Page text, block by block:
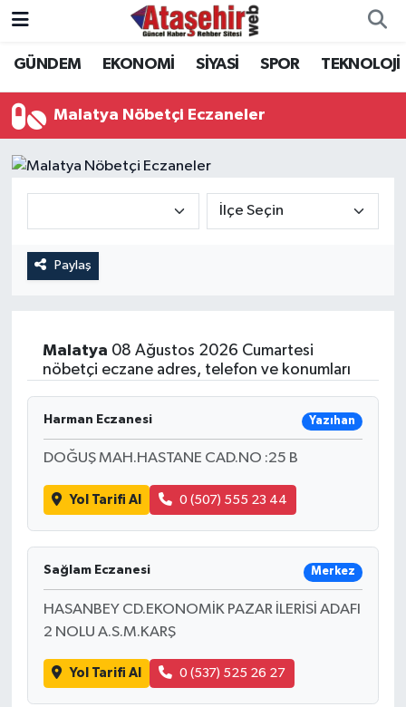
GÜNDEM EKONOMİ SİYASİ SPOR TEKNOLOJİ
Malatya Nöbetçi Eczaneler
Paylaş
Malatya 08 Ağustos 2026 Cumartesi
nöbetçi eczane adres, telefon ve konumları
Harman Eczanesi Yazıhan
DOĞUŞ MAH.HASTANE CAD.NO :25 B
Yol Tarifi Al 0 (507) 555 23 44
Sağlam Eczanesi Merkez
HASANBEY CD.EKONOMİK PAZAR İLERİSİ ADAFI
2 NOLU A.S.M.KARŞ
Yol Tarifi Al 0 (537) 525 26 27
Hava Durumu
Trafik Durumu
Süper Lig Puan Durumu ve Fikstür
Son Dakika Haberleri